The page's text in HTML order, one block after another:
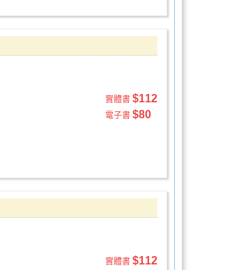
實體書 $112
電子書 $80
實體書 $112